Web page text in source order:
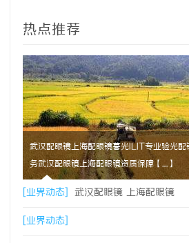
热点推荐
武汉配眼镜上海配眼镜暮光ILIT专业验光配
务武汉配眼镜上海配眼镜资质保障【....】
[业界动态] 武汉配眼镜 上海配眼镜
[业界动态]